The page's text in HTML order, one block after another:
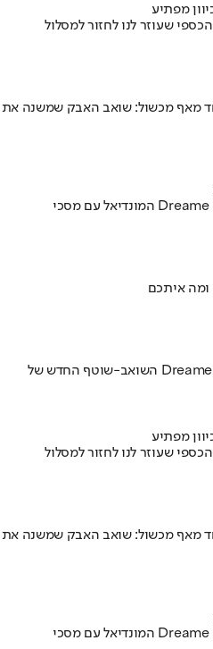
מפתיע
שעוזר לנו לחזור למסלול
מאף מכשול: שואב האבק שמשנה את
מפתיע
שעוזר לנו לחזור למסלול
מאף מכשול: שואב האבק שמשנה את